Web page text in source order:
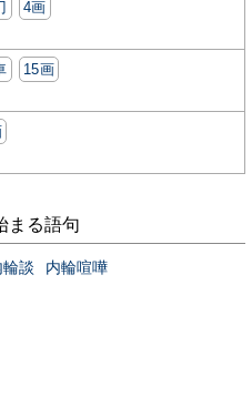
4画
15画
まる語句
輪談 内輪喧嘩